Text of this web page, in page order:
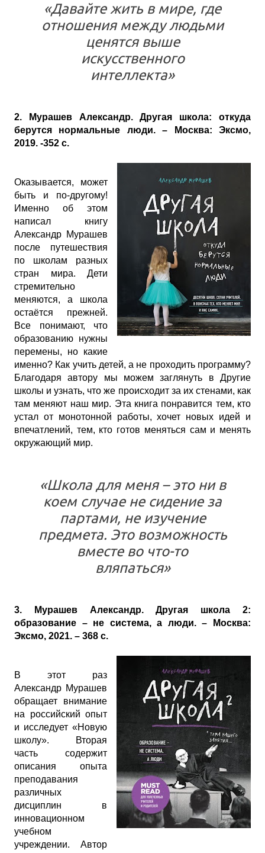
«Давайте жить в мире, где
отношения между людьми
ценятся выше
искусственного
интеллекта»
2. Мурашев Александр. Другая школа: откуда
берутся нормальные люди. – Москва: Эксмо,
2019. -352 с.
Оказывается, может
быть и по-другому!
Именно об этом
написал книгу
Александр Мурашев
после путешествия
по школам разных
стран мира. Дети
стремительно
меняются, а школа
остаётся прежней.
Все понимают, что
образованию нужны
перемены, но какие
именно? Как учить детей, а не проходить программу?
Благодаря автору мы можем заглянуть в Другие
школы и узнать, что же происходит за их стенами, как
там меняют наш мир. Эта книга понравится тем, кто
устал от монотонной работы, хочет новых идей и
впечатлений, тем, кто готов меняться сам и менять
окружающий мир.
«Школа для меня – это ни в
коем случае не сидение за
партами, не изучение
предмета. Это возможность
вместе во что-то
вляпаться»
3. Мурашев Александр. Другая школа 2:
образование – не система, а люди. – Москва:
Эксмо, 2021. – 368 с.
В этот раз
Александр Мурашев
обращает внимание
на российский опыт
и исследует «Новую
школу». Вторая
часть содержит
описания опыта
преподавания
различных
дисциплин в
инновационном
учебном
учреждении. Автор